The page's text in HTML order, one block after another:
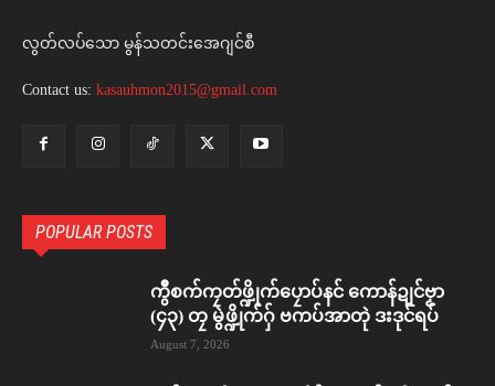
လွတ်လပ်သော မွန်သတင်းအေဂျင်စီ
Contact us: kasauhmon2015@gmail.com
POPULAR POSTS
ကွဳစက်ကၠတ်ဖ္ဍိုက်ပၠောပ်နင် ကောန်ဍုင်ဗၟာ
(၄၃) တၠ မွဲဖ္ဍိုက်ဂှ် ဗကပ်အာတုဲ ဒးဒုင်ရပ်
August 7, 2026